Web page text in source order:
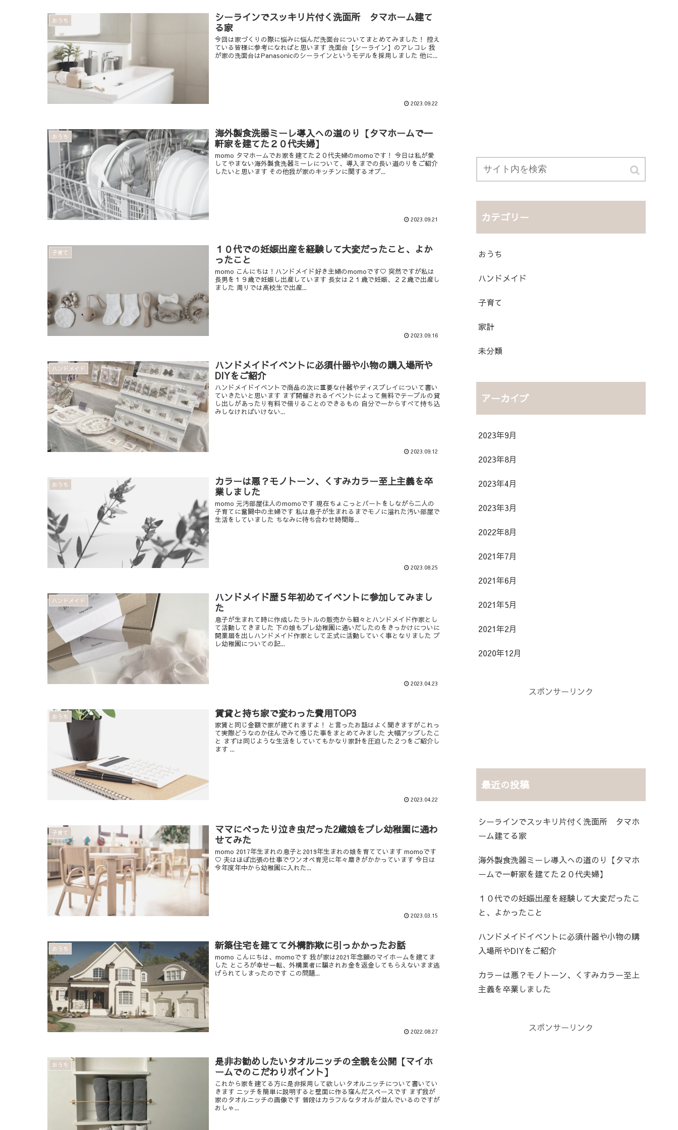
おうち
シーラインでスッキリ片付く洗面所 タマホーム建て
る家
今回は家づくりの際に悩みに悩んだ洗面台についてまとめてみました！ 控え
ている皆様に参考になればと思います 洗面台【シーライン】のアレコレ 我
が家の洗面台はPanasonicのシーラインというモデルを採用しました 他に...
2023.09.22
おうち
海外製食洗器ミーレ導入への道のり【タマホームで一
軒家を建てた２０代夫婦】
momo タマホームでお家を建てた２０代夫婦のmomoです！ 今日は私が愛
してやまない海外製食洗器ミーレについて、導入までの長い道のりをご紹介
したいと思います その他我が家のキッチンに関するオプ...
2023.09.21
子育て
１０代での妊娠出産を経験して大変だったこと、よか
ったこと
momo こんにちは！ハンドメイド好き主婦のmomoです♡ 突然ですが私は
長男を１９歳で妊娠し出産しています 長女は２１歳で妊娠、２２歳で出産し
ました 周りでは高校生で出産...
2023.09.16
ハンドメイド
ハンドメイドイベントに必須什器や小物の購入場所や
DIYをご紹介
ハンドメイドイベントで商品の次に重要な什器やディスプレイについて書い
ていきたいと思います まず開催されるイベントによって無料でテーブルの貸
し出しがあったり有料で借りることのできるもの 自分で一からすべて持ち込
みしなければいけない...
2023.09.12
おうち
カラーは悪？モノトーン、くすみカラー至上主義を卒
業しました
momo 元汚部屋住人のmomoです 現在ちょこっとパートをしながら二人の
子育てに奮闘中の主婦です 私は息子が生まれるまでモノに溢れた汚い部屋で
生活をしていました ちなみに待ち合わせ時間毎...
2023.08.25
ハンドメイド
ハンドメイド歴５年初めてイベントに参加してみまし
た
息子が生まれて時に作成したラトルの販売から細々とハンドメイド作家とし
て活動してきました 下の娘もプレ幼稚園に通いだしたのをきっかけについに
開業届を出しハンドメイド作家として正式に活動していく事となりました プ
レ幼稚園についての記...
2023.04.23
おうち 賃貸と持ち家で変わった費用TOP3
家賃と同じ金額で家が建てれますよ！ と言ったお話はよく聞きますがこれっ
て実際どうなのか住んでみて感じた事をまとめてみました 大幅アップしたこ
と まずは同じような生活をしていてもかなり家計を圧迫した２つをご紹介し
ます ...
2023.04.22
子育て
ママにべったり泣き虫だった2歳娘をプレ幼稚園に通わ
せてみた
momo 2017年生まれの息子と2019年生まれの娘を育てています momoです
♡ 夫はほぼ出張の仕事でワンオペ育児に年々磨きがかかっています 今日は
今年度年中から幼稚園に入れた...
2023.03.15
おうち 新築住宅を建てて外構詐欺に引っかかったお話
momo こんにちは、momoです 我が家は2021年念願のマイホームを建てま
した ところが幸せ一転、外構業者に騙されお金を返金してもらえないまま逃
げられてしまったのです この問題...
2022.08.27
おうち
是非お勧めしたいタオルニッチの全貌を公開【マイホ
ームでのこだわりポイント】
これから家を建てる方に是非採用して欲しいタオルニッチについて書いてい
きます ニッチを簡単に説明すると壁面に作る窪んだスペースです まず我が
家のタオルニッチの画像です 普段はカラフルなタオルが並んでいるのですが
おしゃ...
カテゴリー
おうち
ハンドメイド
子育て
家計
未分類
アーカイブ
2023年9月
2023年8月
2023年4月
2023年3月
2022年8月
2021年7月
2021年6月
2021年5月
2021年2月
2020年12月
スポンサーリンク
最近の投稿
シーラインでスッキリ片付く洗面所 タマホ
ーム建てる家
海外製食洗器ミーレ導入への道のり【タマホ
ームで一軒家を建てた２０代夫婦】
１０代での妊娠出産を経験して大変だったこ
と、よかったこと
ハンドメイドイベントに必須什器や小物の購
入場所やDIYをご紹介
カラーは悪？モノトーン、くすみカラー至上
主義を卒業しました
スポンサーリンク